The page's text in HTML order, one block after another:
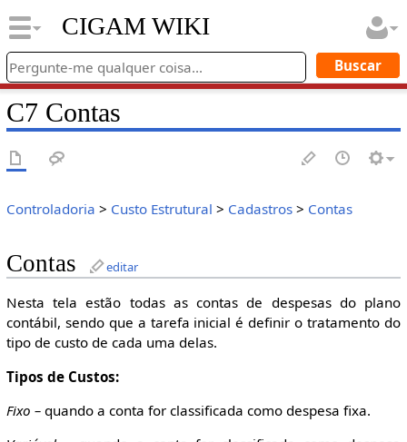
CIGAM WIKI
C7 Contas
Controladoria > Custo Estrutural > Cadastros> Contas
Contas editar
Nesta tela estão todas as contas de despesas do plano
contábil, sendo que a tarefa inicial é definir o tratamento do
tipo de custo de cada uma delas.
Tipos de Custos:
Fixo –quando a conta for classificada como despesa fixa.